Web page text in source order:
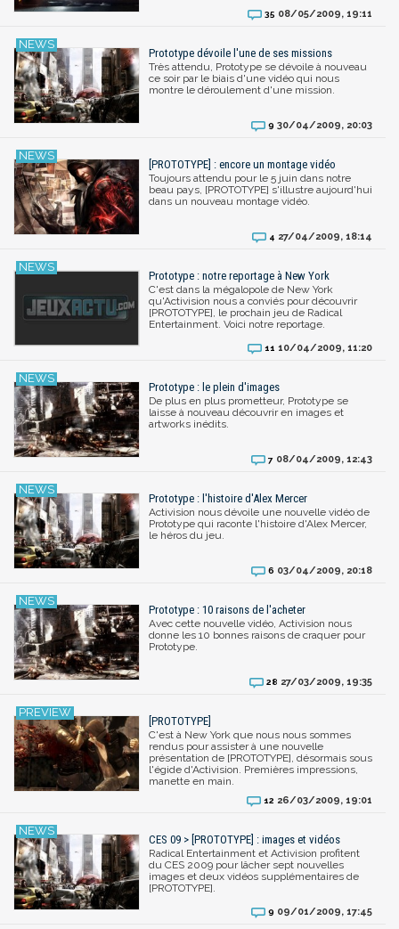
35 08/05/2009, 19:11
Prototype dévoile l'une de ses missions
Très attendu, Prototype se dévoile à nouveau
ce soir par le biais d'une vidéo qui nous
montre le déroulement d'une mission.
9 30/04/2009, 20:03
[PROTOTYPE] : encore un montage vidéo
Toujours attendu pour le 5 juin dans notre
beau pays, [PROTOTYPE] s'illustre aujourd'hui
dans un nouveau montage vidéo.
4 27/04/2009, 18:14
Prototype : notre reportage à New York
C'est dans la mégalopole de New York
qu'Activision nous a conviés pour découvrir
[PROTOTYPE], le prochain jeu de Radical
Entertainment. Voici notre reportage.
11 10/04/2009, 11:20
Prototype : le plein d'images
De plus en plus prometteur, Prototype se
laisse à nouveau découvrir en images et
artworks inédits.
7 08/04/2009, 12:43
Prototype : l'histoire d'Alex Mercer
Activision nous dévoile une nouvelle vidéo de
Prototype qui raconte l'histoire d'Alex Mercer,
le héros du jeu.
6 03/04/2009, 20:18
Prototype : 10 raisons de l'acheter
Avec cette nouvelle vidéo, Activision nous
donne les 10 bonnes raisons de craquer pour
Prototype.
28 27/03/2009, 19:35
[PROTOTYPE]
C'est à New York que nous nous sommes
rendus pour assister à une nouvelle
présentation de [PROTOTYPE], désormais sous
l'égide d'Activision. Premières impressions,
manette en main.
12 26/03/2009, 19:01
CES 09 > [PROTOTYPE] : images et vidéos
Radical Entertainment et Activision profitent
du CES 2009 pour lâcher sept nouvelles
images et deux vidéos supplémentaires de
[PROTOTYPE].
9 09/01/2009, 17:45